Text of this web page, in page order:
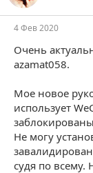
4 Фев 2020
Очень
azamat058.
Мое новое
использует
Не могу
судя по всему.